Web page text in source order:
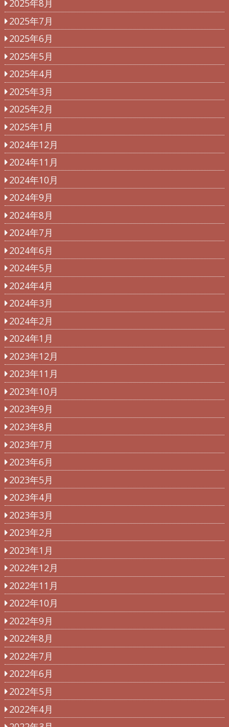
2025年8月
2025年7月
2025年6月
2025年5月
2025年4月
2025年3月
2025年2月
2025年1月
2024年12月
2024年11月
2024年10月
2024年9月
2024年8月
2024年7月
2024年6月
2024年5月
2024年4月
2024年3月
2024年2月
2024年1月
2023年12月
2023年11月
2023年10月
2023年9月
2023年8月
2023年7月
2023年6月
2023年5月
2023年4月
2023年3月
2023年2月
2023年1月
2022年12月
2022年11月
2022年10月
2022年9月
2022年8月
2022年7月
2022年6月
2022年5月
2022年4月